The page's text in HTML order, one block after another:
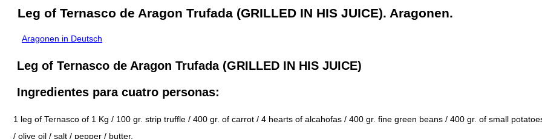
Leg of Ternasco de Aragon Trufada (GRILLED IN HIS JUICE). Aragonen.
Aragonen in Deutsch
Leg of Ternasco de Aragon Trufada (GRILLED IN HIS JUICE)
Ingredientes para cuatro personas:
1 leg of Ternasco of 1 Kg / 100 gr. strip truffle / 400 gr. of carrot / 4 hearts of alcahofas / 400 gr. fine green beans / 400 gr. of small
/ olive oil / salt / pepper / butter.